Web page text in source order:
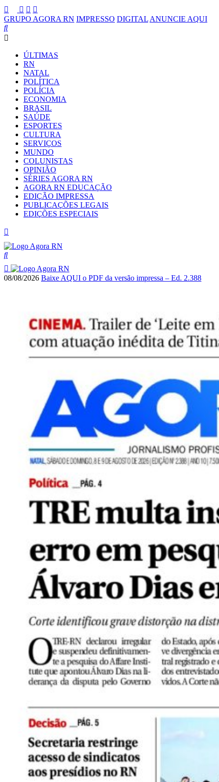
GRUPO AGORA RN IMPRESSO DIGITAL ANUNCIE AQUI
ÚLTIMAS
RN
NATAL
POLÍTICA
POLÍCIA
ECONOMIA
BRASIL
SAÚDE
ESPORTES
CULTURA
SERVIÇOS
MUNDO
COLUNISTAS
OPINIÃO
SÉRIES AGORA RN
AGORA RN EDUCAÇÃO
EDIÇÃO IMPRESSA
PUBLICAÇÕES LEGAIS
EDIÇÕES ESPECIAIS
08/08/2026 Baixe AQUI o PDF da versão impressa – Ed. 2.388